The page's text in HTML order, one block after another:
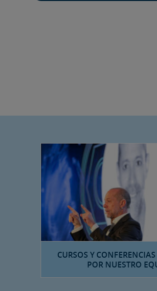
CURSOS Y
POR NUESTRO